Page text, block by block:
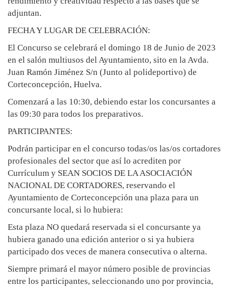
adjuntan.
FECHA Y LUGAR DE CELEBRACIÓN:
El Concurso se celebrará el domingo 18 de Junio de 2023
en el salón multiusos del Ayuntamiento, sito en la Avda.
Juan Ramón Jiménez S/n (Junto al polideportivo) de
Corteconcepción, Huelva.
Comenzará a las 10:30, debiendo estar los concursantes a
las 09:30 para todos los preparativos.
PARTICIPANTES:
Podrán participar en el concurso todas/os las/os cortadores
profesionales del sector que así lo acrediten por
Currículum y SEAN SOCIOS DE LA ASOCIACIÓN
NACIONAL DE CORTADORES, reservando el
Ayuntamiento de Corteconcepción una plaza para un
concursante local, si lo hubiera:
Esta plaza NO quedará reservada si el concursante ya
hubiera ganado una edición anterior o si ya hubiera
participado dos veces de manera consecutiva o alterna.
Siempre primará el mayor número posible de provincias
entre los participantes, seleccionando uno por provincia,